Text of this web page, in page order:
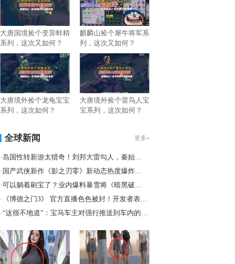
大唐国境捡个变异蚌精
系列，这次又如何？
麒麟山捡个犀牛将军系
列，这次又如何？
大唐境外捡个龙龟宝宝
系列，这次如何？
大唐境外捡个雷鸟人宝
宝系列，这次如何？
全球新闻 更多»
· 岛国性转新游太猎奇！刘邦大雷勾人，秦始皇变风骚美女
· 国产武侠新作《影之刃零》新动态热度爆炸！老外抢着送钱
·可以躺着刷宝了？业内爆料暴雪将《暗黑破坏神4》移植新平台
·
《博德之门3》 官方直播色色被封！开发者表示喜提荣誉勋章
·“这很不地道”：宝马车主对强行推送到车内的《Spider-Man》新广告感到愤怒